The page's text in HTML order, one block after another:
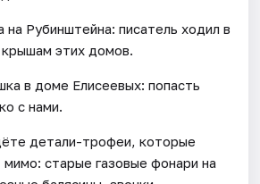
на Рубинштейна: писатель ходил в
этих домов.
в доме Елисеевых: попасть
с нами.
детали-трофеи, которые
старые газовые фонари на